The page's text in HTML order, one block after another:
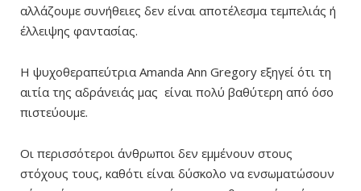
αλλάζουμε συνήθειες δεν είναι αποτέλεσμα τεμπελιάς ή
έλλειψης φαντασίας.
Η ψυχοθεραπεύτρια Amanda Ann Gregory εξηγεί ότι τη
αιτία της αδράνειάς μας είναι πολύ βαθύτερη από όσο
πιστεύουμε.
Οι περισσότεροι άνθρωποι δεν εμμένουν στους
στόχους τους, καθότι είναι δύσκολο να ενσωματώσουν